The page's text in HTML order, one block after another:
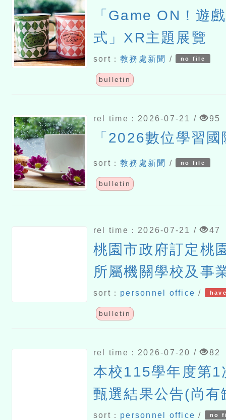
「Game ON！遊
式」XR主題展覽
sort：教務處新聞 / no file
bulletin
rel time：2026-07-21 / 95
「2026數位學習
sort：教務處新聞 / no file
bulletin
rel time：2026-07-21 / 47
桃園市政府訂定桃
所屬機關學校及事
升臺灣台語能力作
115年7月23日生效
sort： personnel office /
bulletin
rel time：2026-07-20 / 82
本校115學年度第1
甄選結果公告(尚有
sort： personnel office / no